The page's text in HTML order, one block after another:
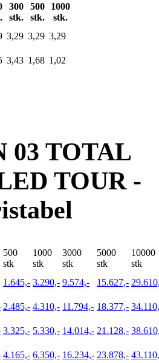
300
stk.
500
stk.
1000
stk.
3,29 3,29 3,29
3,43 1,68 1,02
03 TOTAL
TOUR -
500
stk
1000
stk
3000
stk
5000
stk
10000
stk
1.645,- 3.290,- 9.574,- 15.627,-
2.485,- 4.310,- 11.794,- 18.377,-
3.325,- 5.330,- 14.014,- 21.128,-
4.165,- 6.350,- 16.234,- 23.878,-